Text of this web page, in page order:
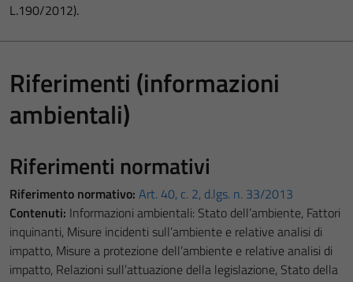
L.190/2012).
Riferimenti (informazioni
ambientali)
Riferimenti normativi
Riferimento normativo: Art. 40, c. 2, d.lgs. n. 33/2013
Contenuti: Informazioni ambientali: Stato dell’ambiente, Fattori
inquinanti, Misure incidenti sull’ambiente e relative analisi di
impatto, Misure a protezione dell’ambiente e relative analisi di
impatto, Relazioni sull’attuazione della legislazione, Stato della